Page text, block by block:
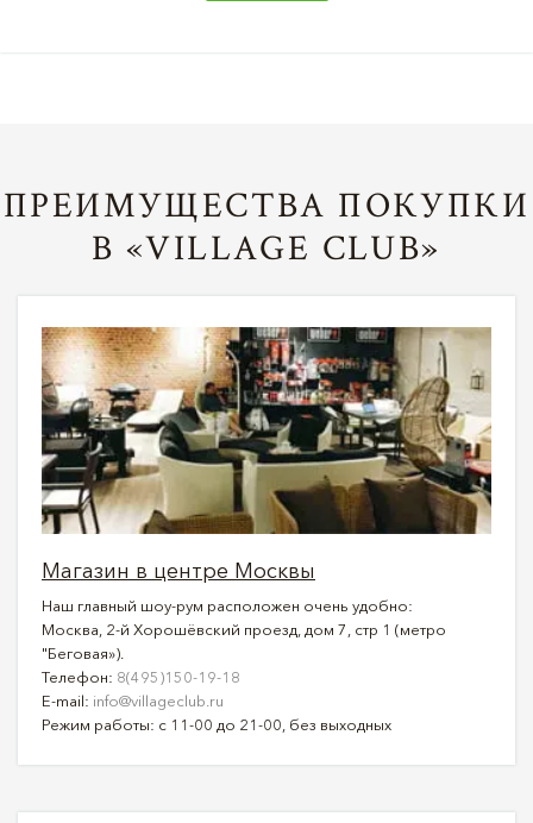
ПРЕИМУЩЕСТВА ПОКУПКИ
В «VILLAGE CLUB»
Магазин в центре Москвы
Наш главный шоу-рум расположен очень удобно:
Москва, 2-й Хорошёвский проезд, дом 7, стр 1 (метро
"Беговая»).
Телефон: 8(495)150-19-18
E-mail: info@villageclub.ru
Режим работы: с 11-00 до 21-00, без выходных